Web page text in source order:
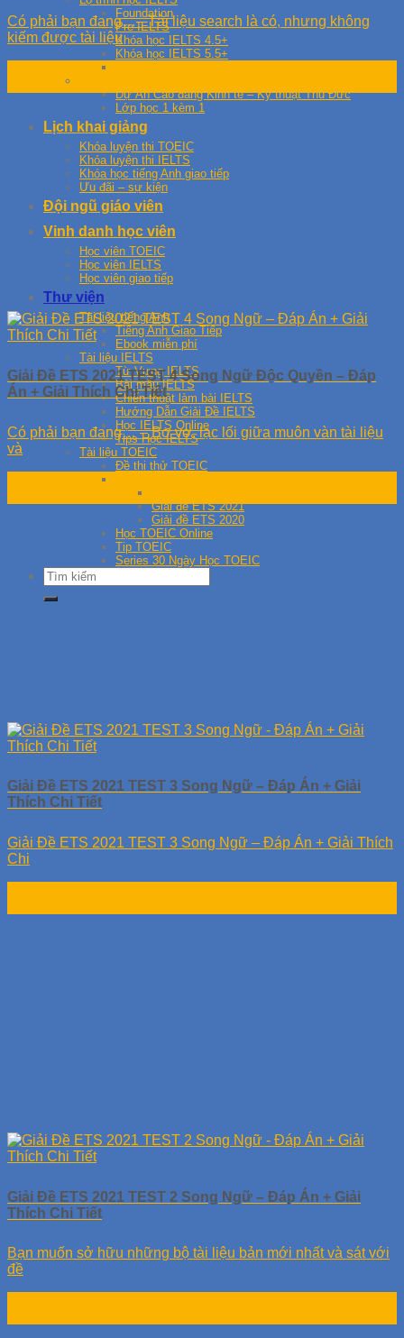
Foundation
Pre IELTS
Khóa học IELTS 4.5+
Khóa học IELTS 5.5+
Dự Án Cao đẳng Kinh tế – Kỹ thuật Thủ Đức
Lớp học 1 kèm 1
Lịch khai giảng
Khóa luyện thi TOEIC
Khóa luyện thi IELTS
Khóa học tiếng Anh giao tiếp
Ưu đãi – sự kiện
Đội ngũ giáo viên
Vinh danh học viên
Học viên TOEIC
Học viên IELTS
Học viên giao tiếp
Thư viện
Tài liệu tiếng Anh
Tiếng Anh Giao Tiếp
Ebook miễn phí
Tài liệu IELTS
Từ Vựng IELTS
Bài mẫu IELTS
Chiến thuật làm bài IELTS
Hướng Dẫn Giải Đề IELTS
Học IELTS Online
Tips Học IELTS
Tài liệu TOEIC
Đề thi thử TOEIC
Giải đề ETS 2021
Giải đề ETS 2020
Học TOEIC Online
Tip TOEIC
Series 30 Ngày Học TOEIC
Có phải bạn đang…– Tài liệu search là có, nhưng không
kiếm được tài liệu
Giải Đề ETS 2021 TEST 4 Song Ngữ Độc Quyền – Đáp
Án + Giải Thích Chi Tiết
Có phải bạn đang… – Bơ vơ, lạc lối giữa muôn vàn tài liệu
và
Giải Đề ETS 2021 TEST 3 Song Ngữ – Đáp Án + Giải
Thích Chi Tiết
Giải Đề ETS 2021 TEST 3 Song Ngữ – Đáp Án + Giải Thích
Chi
Giải Đề ETS 2021 TEST 2 Song Ngữ – Đáp Án + Giải
Thích Chi Tiết
Bạn muốn sở hữu những bộ tài liệu bản mới nhất và sát với
đề